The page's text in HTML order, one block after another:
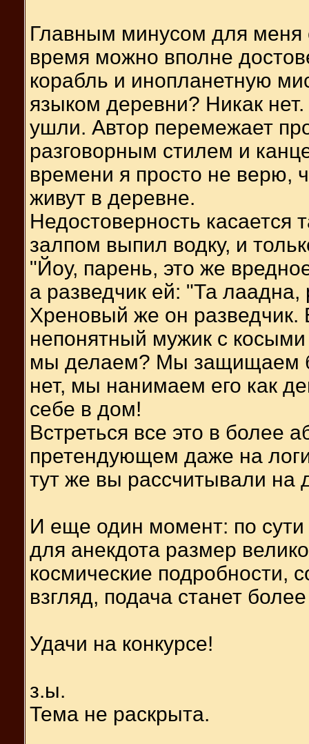
Главным минусом для меня
время можно вполне
корабль и инопланетную
языком деревни? Никак
ушли. Автор перемежает
разговорным стилем и
времени я просто не верю,
живут в деревне.
Недостоверность касается
залпом выпил водку, и
"Йоу, парень, это же
а разведчик ей: "Та
Хреновый же он
непонятный мужик с
мы делаем? Мы защищаем
нет, мы нанимаем его как
себе в дом!
Встреться все это в более
претендующем даже на
тут же вы рассчитывали на
И еще один момент: по сути
для анекдота размер
космические подробности,
взгляд, подача станет
Удачи на конкурсе!
з.ы.
Тема не раскрыта.